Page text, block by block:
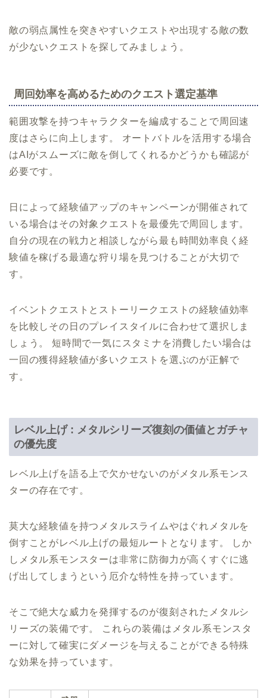
敵の弱点属性を突きやすいクエストや出現する敵の数
が少ないクエストを探してみましょう。
周回効率を高めるためのクエスト選定基準
範囲攻撃を持つキャラクターを編成することで周回速
度はさらに向上します。 オートバトルを活用する場合
はAIがスムーズに敵を倒してくれるかどうかも確認が
必要です。
日によって経験値アップのキャンペーンが開催されて
いる場合はその対象クエストを最優先で周回します。
自分の現在の戦力と相談しながら最も時間効率良く経
験値を稼げる最適な狩り場を見つけることが大切で
す。
イベントクエストとストーリークエストの経験値効率
を比較しその日のプレイスタイルに合わせて選択しま
しょう。 短時間で一気にスタミナを消費したい場合は
一回の獲得経験値が多いクエストを選ぶのが正解で
す。
レベル上げ : メタルシリーズ復刻の価値とガチャ
の優先度
レベル上げを語る上で欠かせないのがメタル系モンス
ターの存在です。
莫大な経験値を持つメタルスライムやはぐれメタルを
倒すことがレベル上げの最短ルートとなります。 しか
しメタル系モンスターは非常に防御力が高くすぐに逃
げ出してしまうという厄介な特性を持っています。
そこで絶大な威力を発揮するのが復刻されたメタルシ
リーズの装備です。 これらの装備はメタル系モンスタ
ーに対して確実にダメージを与えることができる特殊
な効果を持っています。